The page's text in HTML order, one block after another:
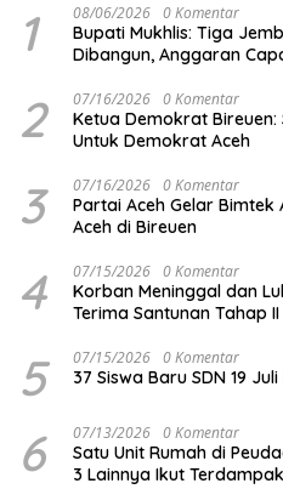
1 08/06/2026 0 Komentar
Bupati Mukhlis: Tiga
Dibangun, Anggaran
2 07/16/2026 0 Komentar
Ketua Demokrat
Untuk Demokrat Aceh
3 07/16/2026 0 Komentar
Partai Aceh Gelar Bimtek
Aceh di Bireuen
4 07/15/2026 0 Komentar
Korban Meninggal dan
Terima Santunan Tahap II
5 07/15/2026 0 Komentar
37 Siswa Baru SDN 19
6 07/13/2026 0 Komentar
Satu Unit Rumah di
3 Lainnya Ikut Terdampak